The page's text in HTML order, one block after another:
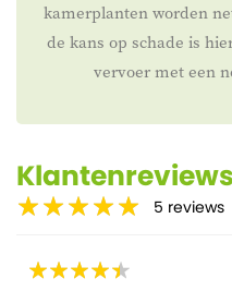
kamerplanten worden
de kans op schade is
vervoer met een
Klantenreviews
5 reviews